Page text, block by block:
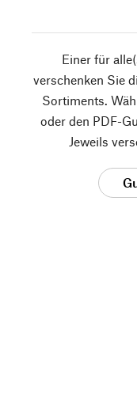
Einer für
verschenken Sie
Sortiments.
oder den PDF-
Jeweils